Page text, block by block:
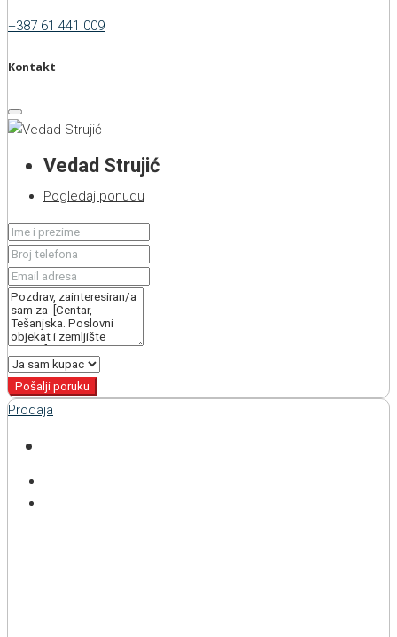
+387 61 441 009
Kontakt
Vedad Strujić
Pogledaj ponudu
Pošalji poruku
Prodaja